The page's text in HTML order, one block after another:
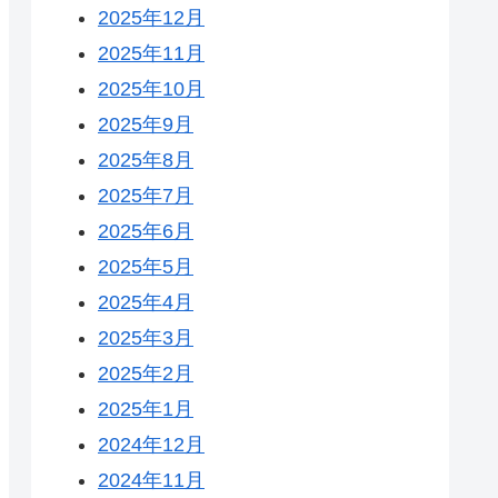
2025年12月
2025年11月
2025年10月
2025年9月
2025年8月
2025年7月
2025年6月
2025年5月
2025年4月
2025年3月
2025年2月
2025年1月
2024年12月
2024年11月